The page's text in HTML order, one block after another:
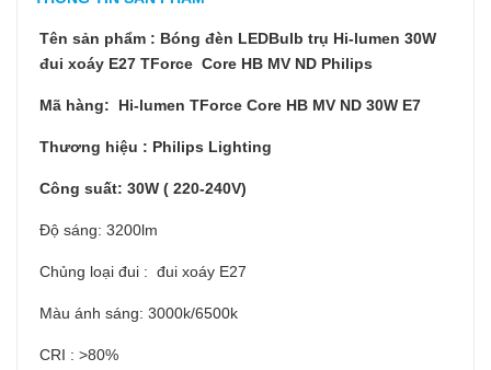
Tên sản phẩm : Bóng đèn LEDBulb trụ Hi-lumen 30W
đui xoáy E27 TForce Core HB MV ND Philips
Mã hàng: Hi-lumen TForce Core HB MV ND 30W E7
Thương hiệu : Philips Lighting
Công suất: 30W ( 220-240V)
Độ sáng: 3200lm
Chủng loại đui : đui xoáy E27
Màu ánh sáng: 3000k/6500k
CRI : >80%